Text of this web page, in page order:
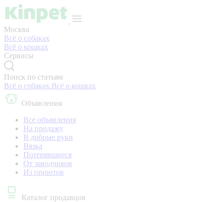
Москва
Всё о собаках
Всё о кошках
Сервисы
Поиск по статьям
Всё о собаках Всё о кошках
Объявления
Все объявления
На продажу
В добрые руки
Вязка
Потерявшиеся
От заводчиков
Из приютов
Каталог продавцов